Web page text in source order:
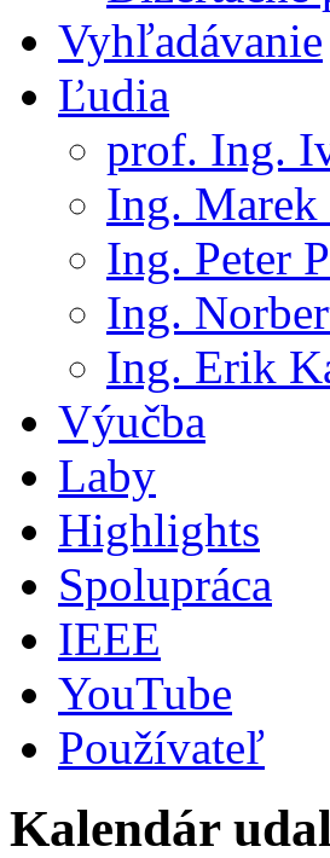
Vyhľadávanie
Ľudia
prof. Ing.
Ing.
Ing. Peter
Ing.
Ing. Erik
Výučba
Laby
Highlights
Spolupráca
IEEE
YouTube
Používateľ
Kalendár